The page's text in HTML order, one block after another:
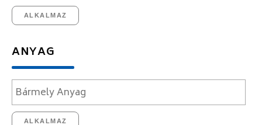
ALKALMAZ
ANYAG
ALKALMAZ